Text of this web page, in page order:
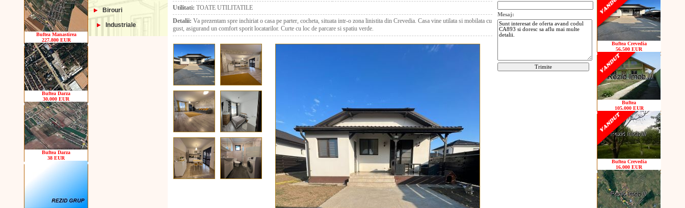
Buftea Manastirea
227.800 EUR
Buftea Darza
30.000 EUR
Buftea Darza
38 EUR
Birouri
Industriale
Utilitati: TOATE UTILITATILE
Detalii: Va prezentam spre inchiriat o casa pe parter, cocheta, situata intr-o zona linistita din Crevedia. Casa vine utilata si mobilata cu
gust, asigurand un comfort sporit locatarilor. Curte cu loc de parcare si spatiu verde.
Mesaj:
Buftea Crevedia
56.500 EUR
Buftea
105.000 EUR
Buftea Crevedia
16.000 EUR